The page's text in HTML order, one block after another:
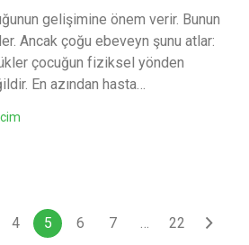
gelişimine önem verir. Bunun
Ancak çoğu ebeveyn şunu atlar:
çocuğun fiziksel yönden
En azından hasta…
4 5 6 7 … 22